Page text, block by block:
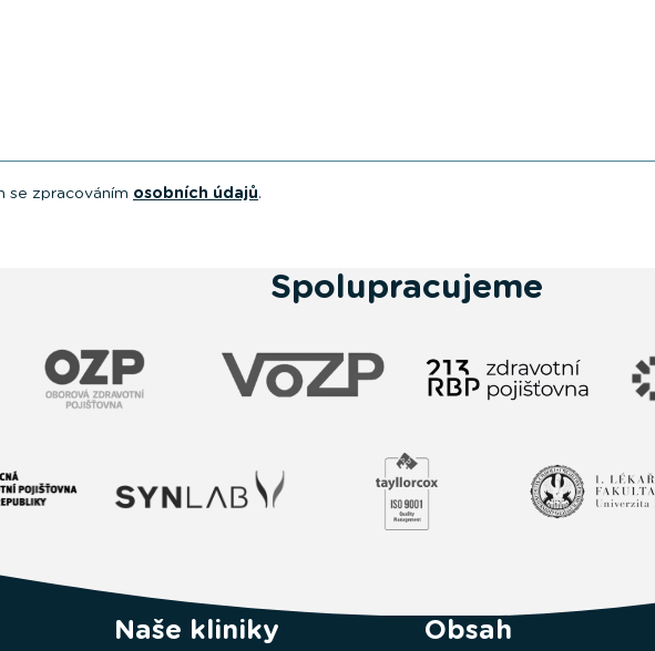
se zpracováním osobních údajů.
Spolupracujeme
Naše kliniky Obsah